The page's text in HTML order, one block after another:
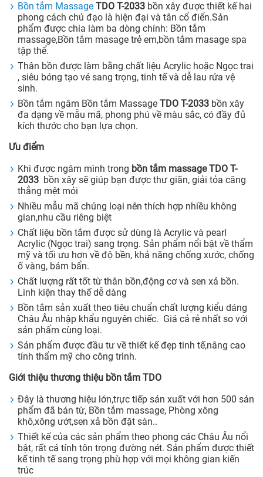
Bồn tắm Massage TDO T-2033 bồn xây được thiết kế hai
phong cách chủ đạo là hiện đại và tân cổ điển.Sản
phẩm được chia làm ba dòng chính: Bồn tắm
massage,Bồn tắm masage trẻ em,bồn tắm masage spa
tập thể.
Thân bồn được làm bằng chất liệu Acrylic hoặc Ngọc trai
, siêu bóng tạo vẻ sang trọng, tinh tế và dễ lau rửa vệ
sinh.
Bồn tắm ngâm Bồn tắm Massage TDO T-2033 bồn xây
đa dạng về mẫu mã, phong phú về màu sắc, có đầy đủ
kích thước cho bạn lựa chọn.
Ưu điểm
Khi được ngâm mình trong bồn tắm massage TDO T-
2033 bồn xây sẽ giúp bạn được thư giãn, giải tỏa căng
thẳng mệt mỏi
Nhiều mẫu mã chủng loại nên thích hợp nhiều không
gian,nhu cầu riêng biệt
Chất liệu bồn tắm được sử dùng là Acrylic và pearl
Acrylic (Ngọc trai) sang trọng. Sản phẩm nổi bật về thẩm
mỹ và tối ưu hơn về độ bền, khả năng chống xước, chống
ố vàng, bám bẩn.
Chất lượng rất tốt từ thân bồn,động cơ và sen xả bồn.
Linh kiện thay thế dễ dàng
Bồn tắm sản xuất theo tiêu chuẩn chất lượng kiểu dáng
Châu Âu nhập khẩu nguyên chiếc. Giá cả rẻ nhất so với
sản phẩm cùng loại.
Sản phẩm được đầu tư về thiết kế đẹp tinh tế,nâng cao
tính thẩm mỹ cho công trình.
Giới thiệu thương thiệu bồn tắm TDO
Đây là thương hiệu lớn,trực tiếp sản xuất với hơn 500 sản
phẩm đã bán từ, Bồn tắm massage, Phòng xông
khô,xông ướt,sen xả bồn đặt sàn..
Thiết kế của các sản phẩm theo phong các Châu Âu nổi
bật, rất cá tính tôn trọng đường nét. Sản phẩm được thiết
kế tinh tế sang trọng phù hợp với mọi không gian kiến
trúc